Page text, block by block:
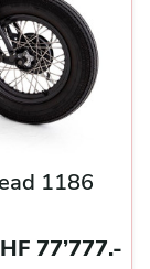
1186
77’777.-